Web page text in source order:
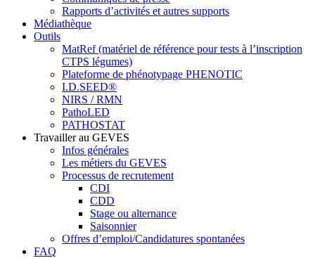
Rapports d’activités et autres supports
Médiathèque
Outils
MatRef (matériel de référence pour tests à l’inscription
CTPS légumes)
Plateforme de phénotypage PHENOTIC
I.D.SEED®
NIRS / RMN
PathoLED
PATHOSTAT
Travailler au GEVES
Infos générales
Les métiers du GEVES
Processus de recrutement
CDI
CDD
Stage ou alternance
Saisonnier
Offres d’emploi/Candidatures spontanées
FAQ